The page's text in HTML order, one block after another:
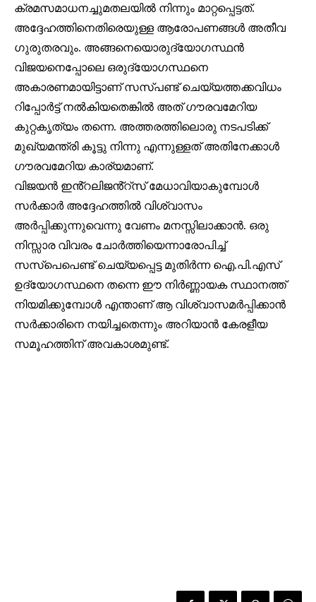
ക്രമസമാധനച്ചുമതലയിൽ നിന്നും മാറ്റപ്പെട്ടത്.
അദ്ദേഹത്തിനെതിരെയുള്ള ആരോപണങ്ങൾ അതീവ
ഗുരുതരവും. അങ്ങനെയൊരുദ്യോഗസ്ഥൻ
വിജയനെപ്പോലെ ഒരുദ്യോഗസ്ഥനെ
അകാരണമായിട്ടാണ് സസ്പണ്ട് ചെയ്യത്തക്കവിധം
റിപ്പോർട്ട് നൽകിയതെങ്കിൽ അത് ഗൗരവമേറിയ
കുറ്റകൃത്യം തന്നെ. അത്തരത്തിലൊരു നടപടിക്ക്
മുഖ്യമന്ത്രി കൂട്ടു നിന്നു എന്നുള്ളത് അതിനേക്കാൾ
ഗൗരവമേറിയ കാര്യമാണ്.
വിജയൻ ഇൻ്റലിജൻ്റ്സ് മേധാവിയാകുമ്പോൾ
സർക്കാർ അദ്ദേഹത്തിൽ വിശ്വാസം
അർപ്പിക്കുന്നുവെന്നു വേണം മനസ്സിലാക്കാൻ. ഒരു
നിസ്സാര വിവരം ചോർത്തിയെന്നാരോപിച്ച്
സസ്പെപെണ്ട് ചെയ്യപ്പെട്ട മുതിർന്ന ഐ.പി.എസ്
ഉദ്യോഗസ്ഥനെ തന്നെ ഈ നിർണ്ണായക സ്ഥാനത്ത്
നിയമിക്കുമ്പോൾ എന്താണ് ആ വിശ്വാസമർപ്പിക്കാൻ
സർക്കാരിനെ നയിച്ചതെന്നും അറിയാൻ കേരളീയ
സമൂഹത്തിന് അവകാശമുണ്ട്.